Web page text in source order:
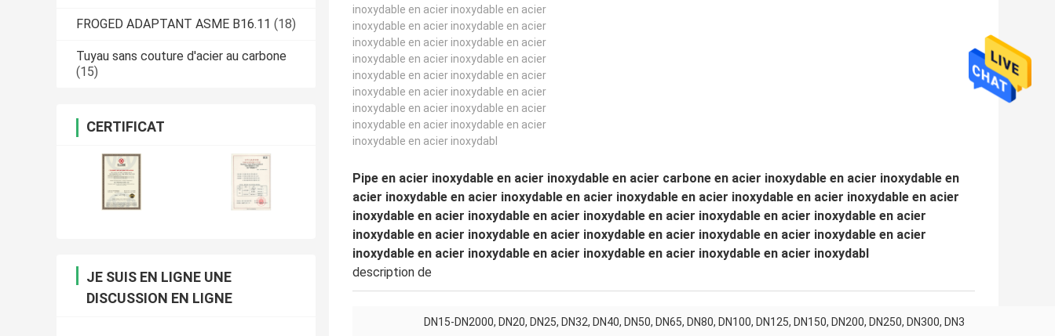
FROGED ADAPTANT ASME B16.11 (18)
Tuyau sans couture d'acier au carbone
(15)
CERTIFICAT
JE SUIS EN LIGNE UNE
DISCUSSION EN LIGNE
inoxydable en acier inoxydable en acier
inoxydable en acier inoxydable en acier
inoxydable en acier inoxydable en acier
inoxydable en acier inoxydable en acier
inoxydable en acier inoxydable en acier
inoxydable en acier inoxydable en acier
inoxydable en acier inoxydable en acier
inoxydable en acier inoxydable en acier
inoxydable en acier inoxydabl
Pipe en acier inoxydable en acier inoxydable en acier carbone en acier inoxydable en acier inoxydable en
acier inoxydable en acier inoxydable en acier inoxydable en acier inoxydable en acier inoxydable en acier
inoxydable en acier inoxydable en acier inoxydable en acier inoxydable en acier inoxydable en acier
inoxydable en acier inoxydable en acier inoxydable en acier inoxydable en acier inoxydable en acier
inoxydable en acier inoxydable en acier inoxydable en acier inoxydable en acier inoxydabl
description de
DN15-DN2000, DN20, DN25, DN32, DN40, DN50, DN65, DN80, DN100, DN125, DN150, DN200, DN250, DN300, DN3